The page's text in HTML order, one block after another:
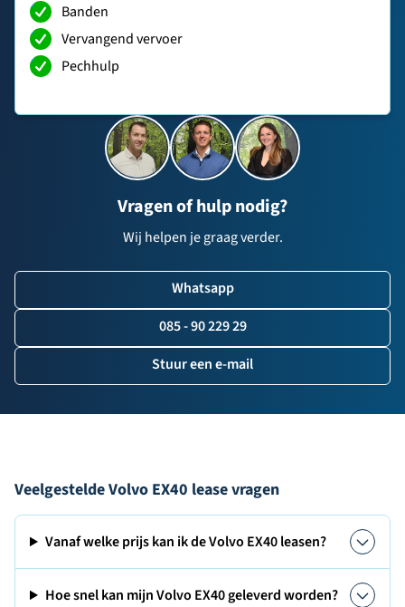
Banden
Vervangend vervoer
Pechhulp
Vragen of hulp nodig?
Wij helpen je graag verder.
Whatsapp
085 - 90 229 29
Stuur een e-mail
Veelgestelde Volvo EX40 lease vragen
Vanaf welke prijs kan ik de Volvo EX40 leasen?
Hoe snel kan mijn Volvo EX40 geleverd worden?